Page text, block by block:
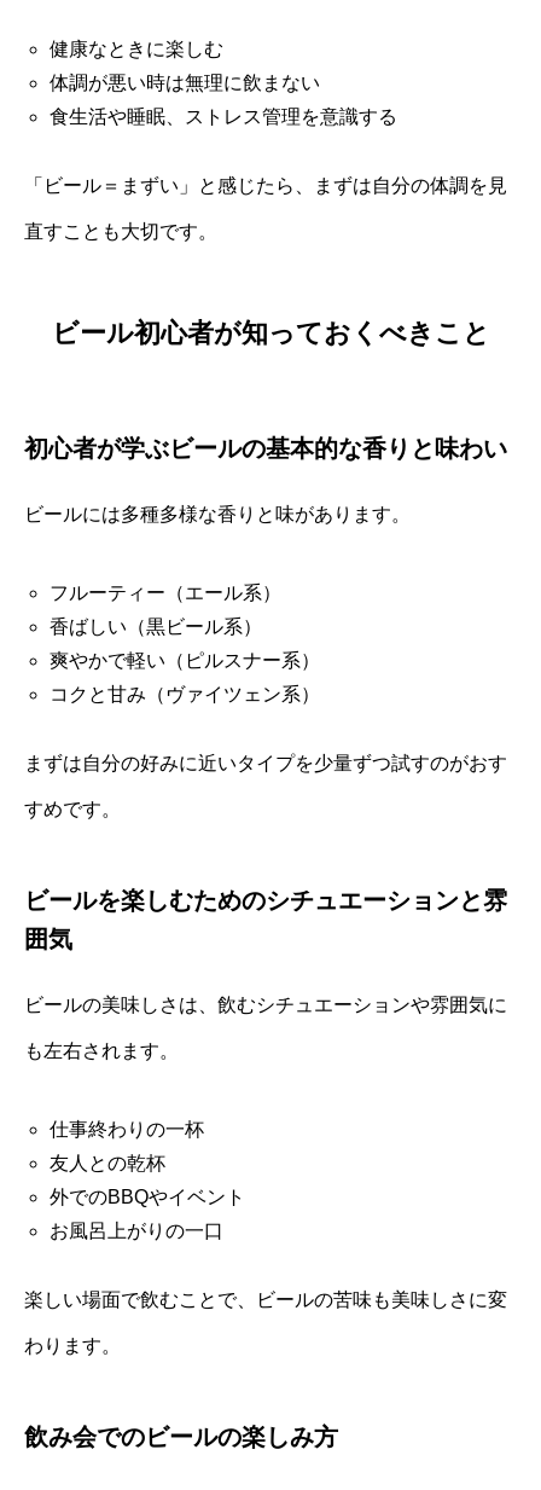
健康なときに楽しむ
体調が悪い時は無理に飲まない
食生活や睡眠、ストレス管理を意識する
「ビール＝まずい」と感じたら、まずは自分の体調を見
直すことも大切です。
ビール初心者が知っておくべきこと
初心者が学ぶビールの基本的な香りと味わい
ビールには多種多様な香りと味があります。
フルーティー（エール系）
香ばしい（黒ビール系）
爽やかで軽い（ピルスナー系）
コクと甘み（ヴァイツェン系）
まずは自分の好みに近いタイプを少量ずつ試すのがおす
すめです。
ビールを楽しむためのシチュエーションと雰
囲気
ビールの美味しさは、飲むシチュエーションや雰囲気に
も左右されます。
仕事終わりの一杯
友人との乾杯
外でのBBQやイベント
お風呂上がりの一口
楽しい場面で飲むことで、ビールの苦味も美味しさに変
わります。
飲み会でのビールの楽しみ方